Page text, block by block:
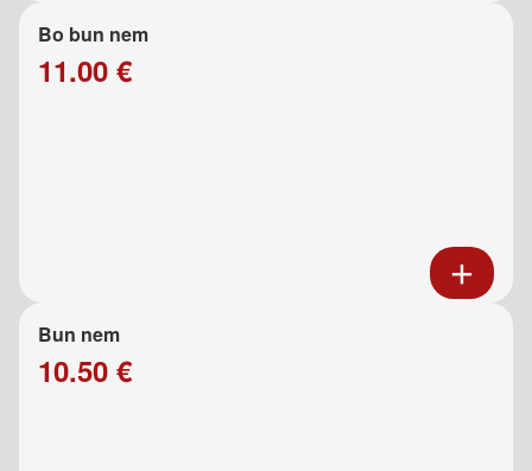
Bo bun nem
11.00 €
Bun nem
10.50 €